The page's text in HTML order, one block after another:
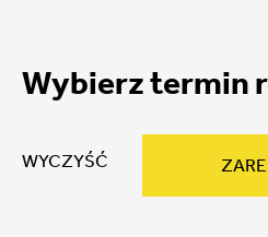
Wybierz termin
WYCZYŚĆ